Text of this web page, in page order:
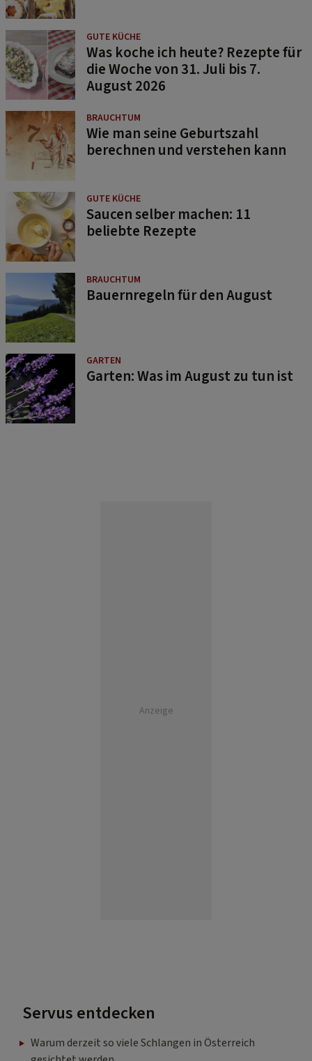
GUTE KÜCHE
Was koche ich heute? Rezepte für
die Woche von 31. Juli bis 7.
August 2026
BRAUCHTUM
Wie man seine Geburtszahl
berechnen und verstehen kann
GUTE KÜCHE
Saucen selber machen: 11
beliebte Rezepte
BRAUCHTUM
Bauernregeln für den August
GARTEN
Garten: Was im August zu tun ist
Anzeige
Servus entdecken
Warum derzeit so viele Schlangen in Österreich